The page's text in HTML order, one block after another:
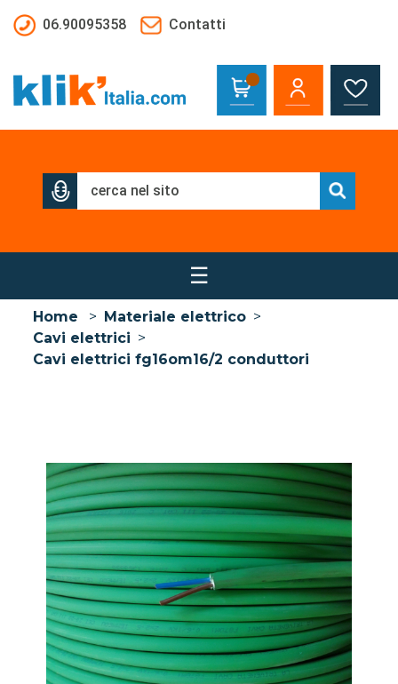
06.90095358
Contatti
☰
Home > Materiale elettrico >
Cavi elettrici >
Cavi elettrici fg16om16/2 conduttori